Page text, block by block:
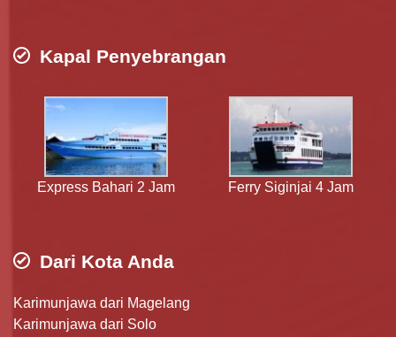
Kapal Penyebrangan
Express Bahari 2 Jam Ferry Siginjai 4 Jam
Dari Kota Anda
Karimunjawa dari Magelang
Karimunjawa dari Solo